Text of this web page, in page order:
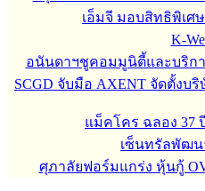
เอ็มจี มอบสิทธิพิเศ
K-
อนันดาฯชูคอมมูนิตี้และบริการ
SCGD จับมือ AXENT จัดตั้ง
แม็คโคร ฉลอง 37
เซ็นทรัลพัฒน
ศุภาลัยฟอร์มแกร่ง หุ้นกู้